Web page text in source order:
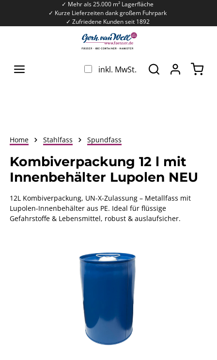
Zum Hauptinhalt springen
✓ Mehr als 25.000 m² Lagerfläche
✓ Kurze Lieferzeiten dank großem Fuhrpark
✓ Zufriedene Kunden seit 1892
inkl. MwSt.
Home Stahlfass Spundfass
Kombiverpackung 12 l mit
Innenbehälter Lupolen NEU
12L Kombiverpackung, UN-X-Zulassung – Metallfass mit
Lupolen-Innenbehälter aus PE. Ideal für flüssige
Gefahrstoffe & Lebensmittel, robust & auslaufsicher.